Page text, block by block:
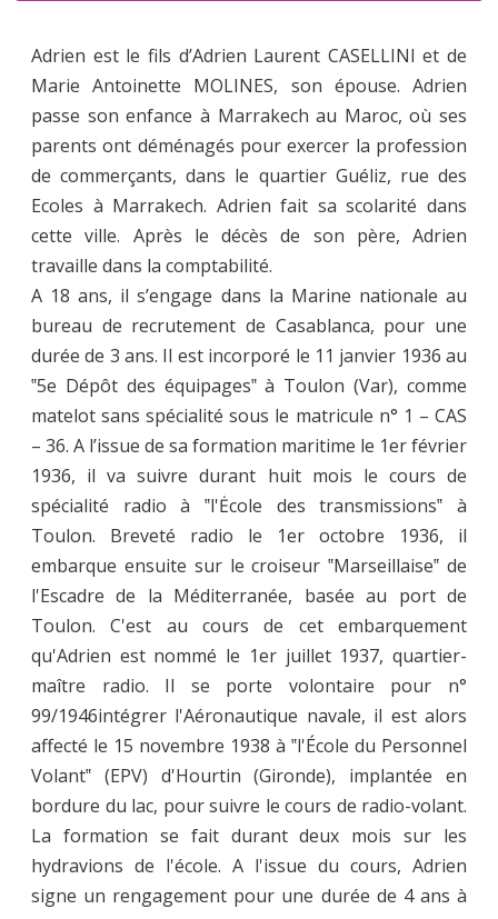
Adrien est le fils d’Adrien Laurent CASELLINI et de
Marie Antoinette MOLINES, son épouse. Adrien
passe son enfance à Marrakech au Maroc, où ses
parents ont déménagés pour exercer la profession
de commerçants, dans le quartier Guéliz, rue des
Ecoles à Marrakech. Adrien fait sa scolarité dans
cette ville. Après le décès de son père, Adrien
travaille dans la comptabilité.
A 18 ans, il s’engage dans la Marine nationale au
bureau de recrutement de Casablanca, pour une
durée de 3 ans. Il est incorporé le 11 janvier 1936 au
‟5e Dépôt des équipages‟ à Toulon (Var), comme
matelot sans spécialité sous le matricule n° 1 – CAS
– 36. A l’issue de sa formation maritime le 1er février
1936, il va suivre durant huit mois le cours de
spécialité radio à ‟l'Ėcole des transmissions‟ à
Toulon. Breveté radio le 1er octobre 1936, il
embarque ensuite sur le croiseur ‟Marseillaise‟ de
l'Escadre de la Méditerranée, basée au port de
Toulon. C'est au cours de cet embarquement
qu'Adrien est nommé le 1er juillet 1937, quartier-
maître radio. Il se porte volontaire pour n°
99/1946intégrer l'Aéronautique navale, il est alors
affecté le 15 novembre 1938 à ‟l'École du Personnel
Volant‟ (EPV) d'Hourtin (Gironde), implantée en
bordure du lac, pour suivre le cours de radio-volant.
La formation se fait durant deux mois sur les
hydravions de l'école. A l'issue du cours, Adrien
signe un rengagement pour une durée de 4 ans à